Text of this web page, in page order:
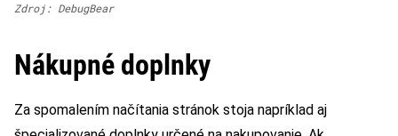
Zdroj: DebugBear
Nákupné doplnky
Za spomalením načítania stránok stoja napríklad aj